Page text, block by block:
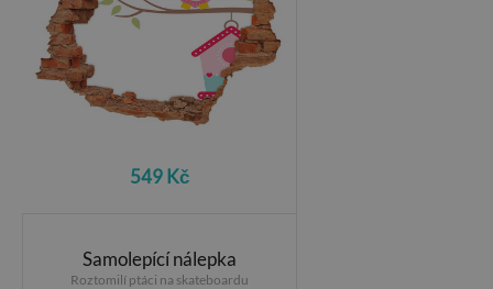
549 Kč
Samolepící nálepka
Roztomilí ptáci na skateboardu